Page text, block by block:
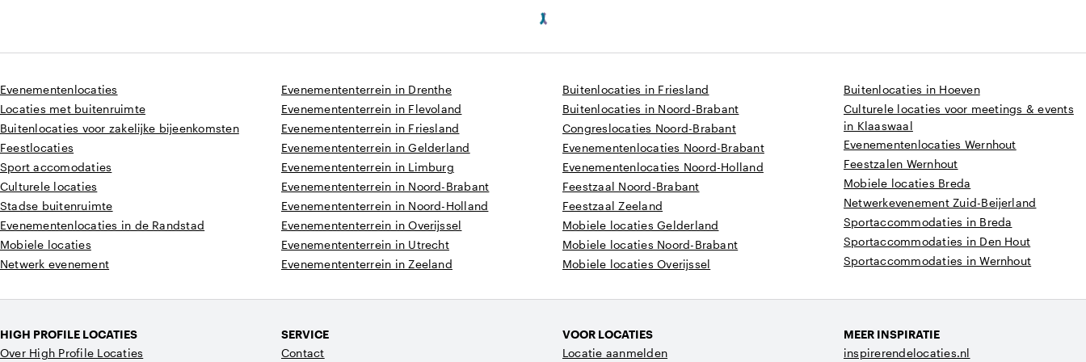
Evenementenlocaties
Locaties met buitenruimte
Buitenlocaties voor zakelijke bijeenkomsten
Feestlocaties
Sport accomodaties
Culturele locaties
Stadse buitenruimte
Evenementenlocaties in de Randstad
Mobiele locaties
Netwerk evenement
Evenemententerrein in Drenthe
Evenemententerrein in Flevoland
Evenemententerrein in Friesland
Evenemententerrein in Gelderland
Evenemententerrein in Limburg
Evenemententerrein in Noord-Brabant
Evenemententerrein in Noord-Holland
Evenemententerrein in Overijssel
Evenemententerrein in Utrecht
Evenemententerrein in Zeeland
Buitenlocaties in Friesland
Buitenlocaties in Noord-Brabant
Congreslocaties Noord-Brabant
Evenementenlocaties Noord-Brabant
Evenementenlocaties Noord-Holland
Feestzaal Noord-Brabant
Feestzaal Zeeland
Mobiele locaties Gelderland
Mobiele locaties Noord-Brabant
Mobiele locaties Overijssel
Buitenlocaties in Hoeven
Culturele locaties voor meetings & events
in Klaaswaal
Evenementenlocaties Wernhout
Feestzalen Wernhout
Mobiele locaties Breda
Netwerkevenement Zuid-Beijerland
Sportaccommodaties in Breda
Sportaccommodaties in Den Hout
Sportaccommodaties in Wernhout
HIGH PROFILE LOCATIES
Over High Profile Locaties
SERVICE
Contact
VOOR LOCATIES
Locatie aanmelden
MEER INSPIRATIE
inspirerendelocaties.nl